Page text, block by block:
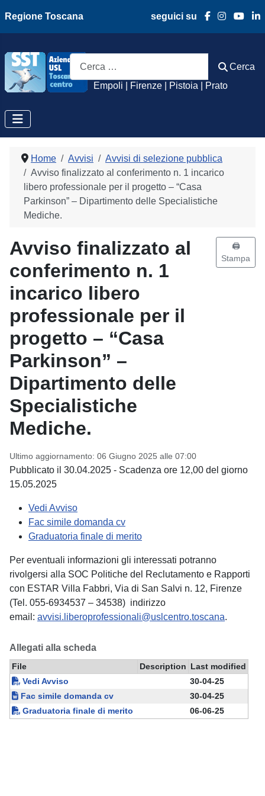
Regione Toscana seguici su
Azienda Usl
Empoli | Firenze | Pistoia | Prato
Cerca
Cerca
Home Avvisi
Avvisi di selezione pubblica
Avviso finalizzato al conferimento n. 1 incarico
libero professionale per il progetto – “Casa
Parkinson” – Dipartimento delle Specialistiche
Mediche.
Avviso finalizzato al
conferimento n. 1
incarico libero
professionale per il
progetto – “Casa
Parkinson” –
Dipartimento delle
Specialistiche
Mediche.
Ultimo aggiornamento: 06 Giugno 2025 alle 07:00
🖨️
Stampa
Pubblicato il 30.04.2025 - Scadenza ore 12,00 del giorno
15.05.2025
Vedi Avviso
Fac simile domanda cv
Graduatoria finale di merito
Per eventuali informazioni gli interessati potranno
rivolgersi alla SOC Politiche del Reclutamento e Rapporti
con ESTAR Villa Fabbri, Via di San Salvi n. 12, Firenze
(Tel. 055-6934537 – 34538) indirizzo
email: avvisi.liberoprofessionali@uslcentro.toscana.
Allegati alla scheda
File Description Last modified
Vedi Avviso
30-04-25
Fac simile domanda cv
30-04-25
Graduatoria finale di merito
06-06-25